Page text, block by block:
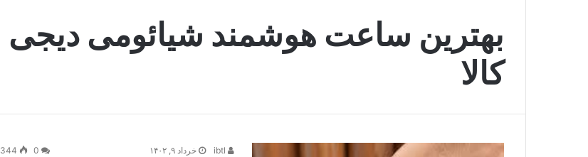
بهترین ساعت هوشمند شیائومی دیجی
کالا
خرداد ۹, ۱۴۰۲ 344